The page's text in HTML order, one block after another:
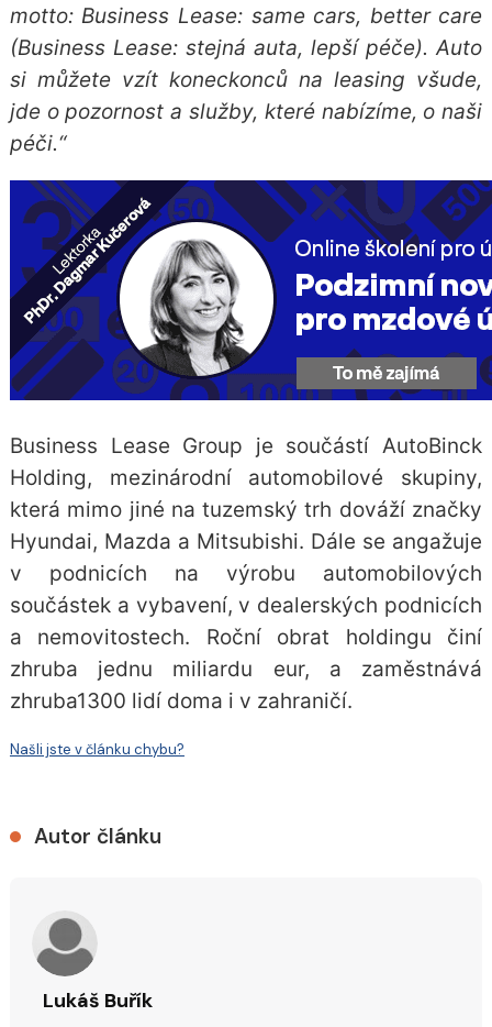
motto: Business Lease: same cars, better care
(Business Lease: stejná auta, lepší péče). Auto
si můžete vzít koneckonců na leasing všude,
jde o pozornost a služby, které nabízíme, o naši
péči.“
Business Lease Group je součástí AutoBinck
Holding, mezinárodní automobilové skupiny,
která mimo jiné na tuzemský trh dováží značky
Hyundai, Mazda a Mitsubishi. Dále se angažuje
v podnicích na výrobu automobilových
součástek a vybavení, v dealerských podnicích
a nemovitostech. Roční obrat holdingu činí
zhruba jednu miliardu eur, a zaměstnává
zhruba1300 lidí doma i v zahraničí.
Našli jste v článku chybu?
Autor článku
Lukáš Buřík